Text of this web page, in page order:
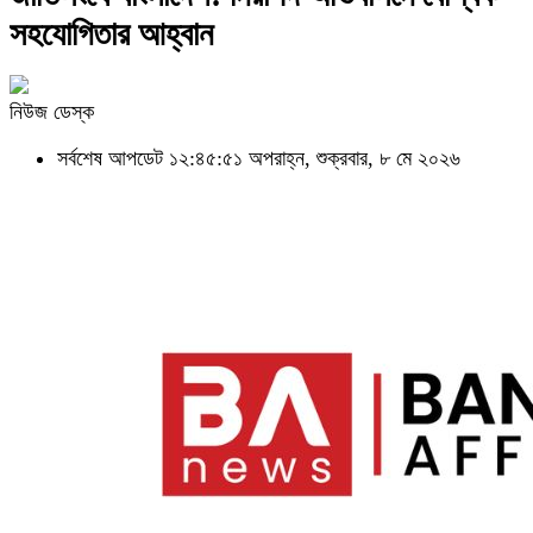
সহযোগিতার আহ্বান
নিউজ ডেস্ক
সর্বশেষ আপডেট ১২:৪৫:৫১ অপরাহ্ন, শুক্রবার, ৮ মে ২০২৬